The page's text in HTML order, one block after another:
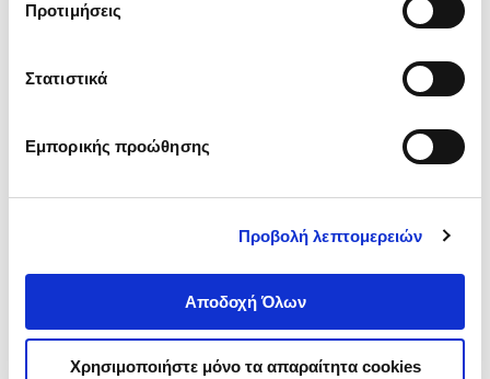
Προτιμήσεις
Στατιστικά
Εμπορικής προώθησης
Προβολή λεπτομερειών
Αποδοχή Όλων
Χρησιμοποιήστε μόνο τα απαραίτητα cookies
13.30€ 11